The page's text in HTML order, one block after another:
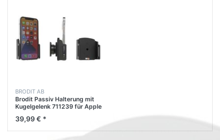
BRODIT AB
Brodit Passiv Halterung mit
Kugelgelenk 711239 für Apple
39,99 € *